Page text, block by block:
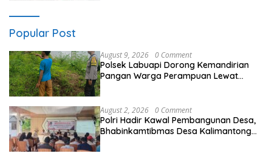
Popular Post
August 9, 2026 0 Comment
Polsek Labuapi Dorong Kemandirian
Pangan Warga Perampuan Lewat
August 2, 2026 0 Comment
Polri Hadir Kawal Pembangunan Desa,
Bhabinkamtibmas Desa Kalimantong